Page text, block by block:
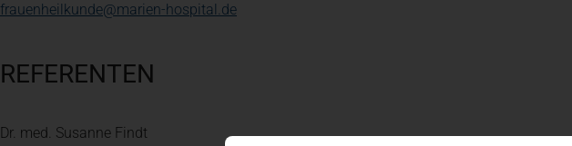
frauenheilkunde@marien-hospital.de
REFERENTEN
Dr. med. Susanne Findt